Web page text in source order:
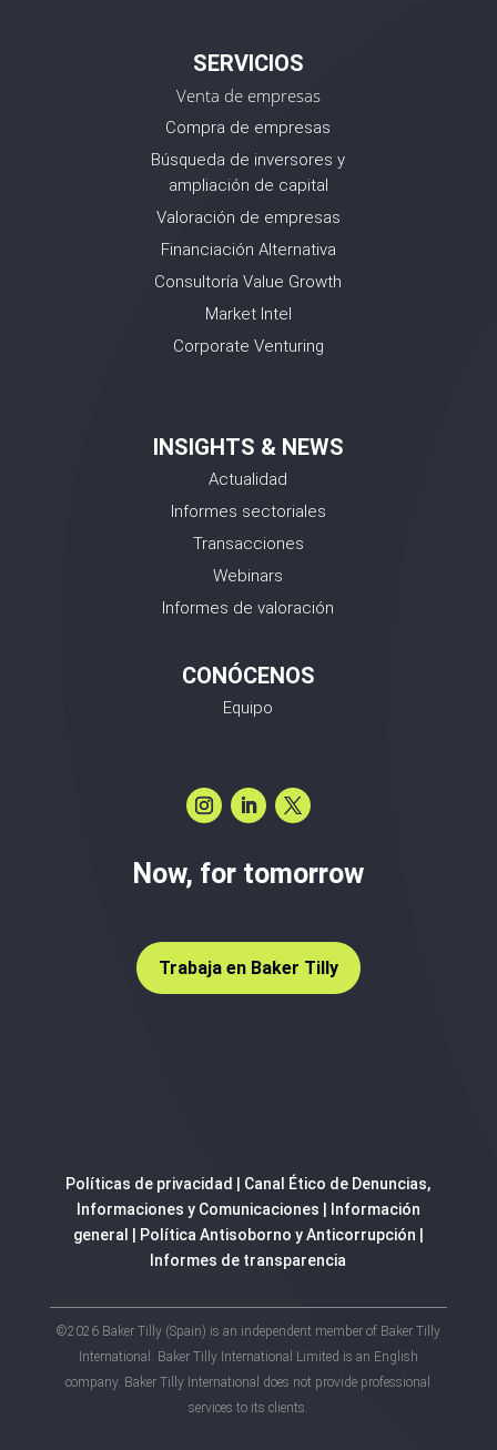
SERVICIOS
Venta de empresas
Compra de empresas
Búsqueda de inversores y
ampliación de capital
Valoración de empresas
Financiación Alternativa
Consultoría Value Growth
Market Intel
Corporate Venturing
INSIGHTS & NEWS
Actualidad
Informes sectoriales
Transacciones
Webinars
Informes de valoración
CONÓCENOS
Equipo
Now, for tomorrow
Trabaja en Baker Tilly
Políticas de privacidad | Canal Ético de Denuncias,
Informaciones y Comunicaciones | Información
general | Política Antisoborno y Anticorrupción |
Informes de transparencia
©2026 Baker Tilly (Spain) is an independent member of Baker Tilly
International. Baker Tilly International Limited is an English
company. Baker Tilly International does not provide professional
services to its clients.